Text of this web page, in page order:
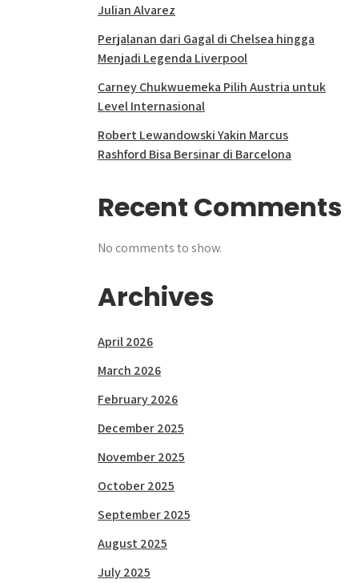
Julian Alvarez
Perjalanan dari Gagal di Chelsea hingga
Menjadi Legenda Liverpool
Carney Chukwuemeka Pilih Austria untuk
Level Internasional
Robert Lewandowski Yakin Marcus
Rashford Bisa Bersinar di Barcelona
Recent Comments
No comments to show.
Archives
April 2026
March 2026
February 2026
December 2025
November 2025
October 2025
September 2025
August 2025
July 2025